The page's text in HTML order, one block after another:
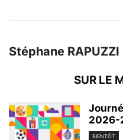
Stéphane RAPUZZI
SUR LE
2026-
BIENTÔT